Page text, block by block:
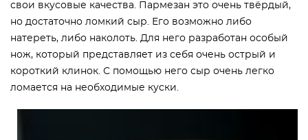
свои вкусовые качества. Пармезан это очень твёрдый,
но достаточно ломкий сыр. Его возможно либо
натереть, либо наколоть. Для него разработан особый
нож, который представляет из себя очень острый и
короткий клинок. С помощью него сыр очень легко
ломается на необходимые куски.